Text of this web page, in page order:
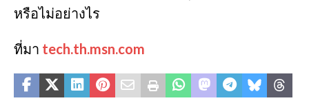
หรือไม่อย่างไร
ที่มา tech.th.msn.com